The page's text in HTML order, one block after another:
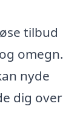
tilbud
omegn.
nyde
dig over